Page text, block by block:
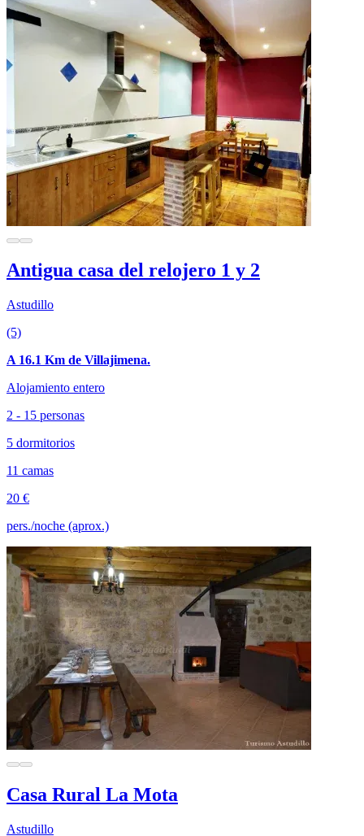
Antigua casa del relojero 1 y 2
Astudillo
(5)
A 16.1 Km de Villajimena.
Alojamiento entero
2 - 15 personas
5 dormitorios
11 camas
20 €
pers./noche (aprox.)
Casa Rural La Mota
Astudillo